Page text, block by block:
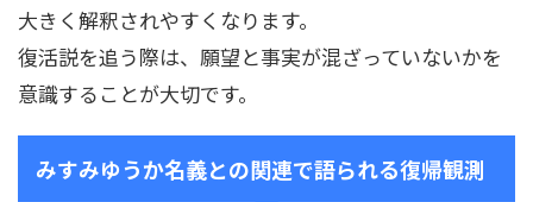
大きく解釈されやすくなります。
復活説を追う際は、願望と事実が混ざっていないかを
意識することが大切です。
みすみゆうか名義との関連で語られる復帰観測